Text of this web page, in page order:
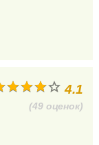
4.1
(49 оценок)